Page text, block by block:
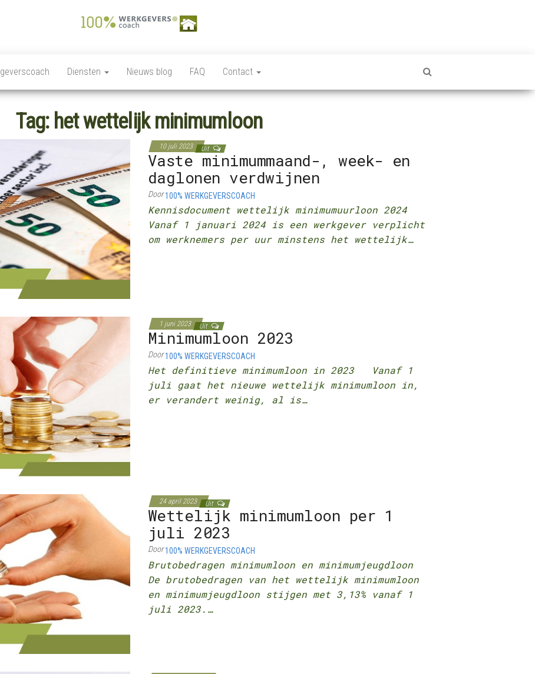
Werkgeverscoach,
Payroll –
Verzekeringen –
Regelgeving –
Coaching
Ziekteverzuim wet en
regelgeving,
Personeelsverzekeringen,
loonkostensubsidies,
Payrolling, Juridische
zaken, Opleiding,
ontwikkeling en
coaching, HR Scan,
Diensten Nieuws blog FAQ Contact
Tag: het wettelijk minimumloon
10 juli 2023 Uit
Vaste minimummaand-, week- en
daglonen verdwijnen
Door100% WERKGEVERSCOACH
Kennisdocument wettelijk minimumuurloon 2024
Vanaf 1 januari 2024 is een werkgever verplicht
om werknemers per uur minstens het wettelijk…
1 juni 2023 Uit
Minimumloon 2023
Door100% WERKGEVERSCOACH
Het definitieve minimumloon in 2023 Vanaf 1
juli gaat het nieuwe wettelijk minimumloon in,
er verandert weinig, al is…
24 april 2023 Uit
Wettelijk minimumloon per 1
juli 2023
Door100% WERKGEVERSCOACH
Brutobedragen minimumloon en minimumjeugdloon
De brutobedragen van het wettelijk minimumloon
en minimumjeugdloon stijgen met 3,13% vanaf 1
juli 2023.…